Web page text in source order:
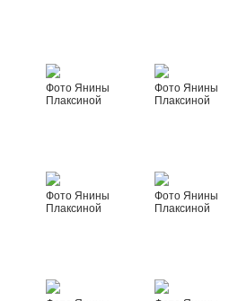
Фото Янины
Плаксиной
Фото Янины
Плаксиной
Фото Янины
Плаксиной
Фото Янины
Плаксиной